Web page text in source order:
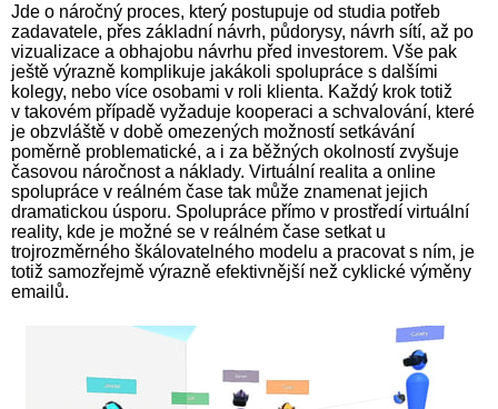
Jde o náročný proces, který postupuje od studia potřeb
zadavatele, přes základní návrh, půdorysy, návrh sítí, až po
vizualizace a obhajobu návrhu před investorem. Vše pak
ještě výrazně komplikuje jakákoli spolupráce s dalšími
kolegy, nebo více osobami v roli klienta. Každý krok totiž
v takovém případě vyžaduje kooperaci a schvalování, které
je obzvláště v době omezených možností setkávání
poměrně problematické, a i za běžných okolností zvyšuje
časovou náročnost a náklady. Virtuální realita a online
spolupráce v reálném čase tak může znamenat jejich
dramatickou úsporu. Spolupráce přímo v prostředí virtuální
reality, kde je možné se v reálném čase setkat u
trojrozměrného škálovatelného modelu a pracovat s ním, je
totiž samozřejmě výrazně efektivnější než cyklické výměny
emailů.